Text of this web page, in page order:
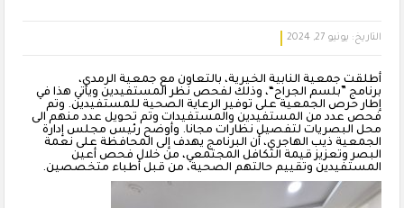
التاريخ: يونيو 27, 2024
أطلقت جمعية النابية الخيرية، بالتعاون مع جمعية الرمدي،
برنامج ”بلسم الجراح“، وذلك لفحص نظر المستفيدين ويأتي هذا في
إطار حرص الجمعية على توفير الرعاية الصحية للمستفيدين. وتم
فحص عدد من المستفيدين والمستفيدات وتم تحويل عدد منهم الى
محل البصريات لتفصيل نظارات مجانا. وأوضح رئيس مجلس إدارة
الجمعية ذيب الهاجري، أن البرنامج يهدف إلى المحافظة على نعمة
البصر وتعزيز قيمة التكافل المجتمعي، من خلال فحص أعين
المستفيدين وتقييم حالتهم الصحية، من قبل أطباء متخصصين.